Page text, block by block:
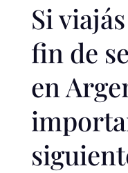
Si
fin de
en